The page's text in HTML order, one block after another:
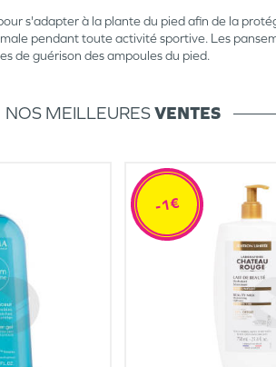
s'adapter à la plante du pied afin de la
pendant toute activité sportive. Les
de guérison des ampoules du pied.
NOS MEILLEURESVENTES
-1€